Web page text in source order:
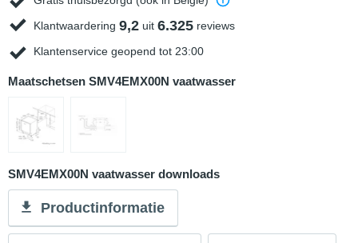
Klantwaardering 9,2 uit 6.325 reviews
Klantenservice geopend tot 23:00
Maatschetsen SMV4EMX00N vaatwasser
SMV4EMX00N vaatwasser downloads
Productinformatie